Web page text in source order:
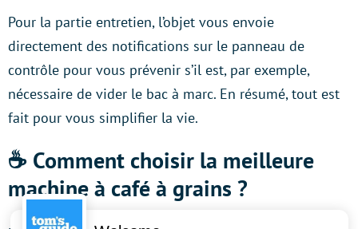
Pour la partie entretien, l’objet vous envoie
directement des notifications sur le panneau de
contrôle pour vous prévenir s’il est, par exemple,
nécessaire de vider le bac à marc. En résumé, tout est
fait pour vous simplifier la vie.
☕️ Comment choisir la meilleure
machine à café à grains ?